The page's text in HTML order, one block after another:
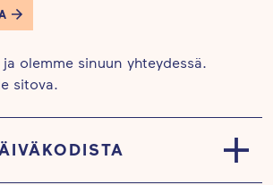
olemme sinuun yhteydessä.
sitova.